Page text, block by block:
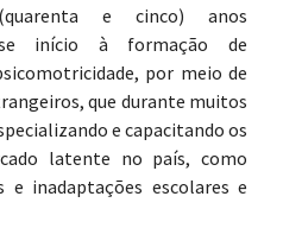
e cinco) anos
se início à formação de
por meio de
que durante muitos
e capacitando os
latente no país, como
e inadaptações escolares e